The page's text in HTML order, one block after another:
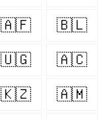
🇦🇫 🇧🇱
🇺🇬 🇦🇨
🇰🇿 🇦🇲